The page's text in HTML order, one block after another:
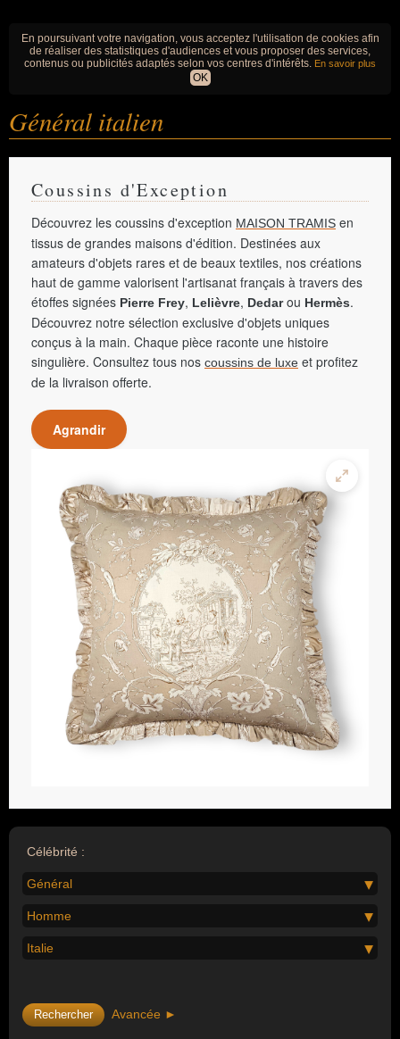
En poursuivant votre navigation, vous acceptez l'utilisation de cookies afin
de réaliser des statistiques d'audiences et vous proposer des services,
contenus ou publicités adaptés selon vos centres d'intérêts. En savoir plus
OK
Général italien
Coussins d'Exception
Découvrez les coussins d'exception MAISON TRAMIS en
tissus de grandes maisons d'édition. Destinées aux
amateurs d'objets rares et de beaux textiles, nos créations
haut de gamme valorisent l'artisanat français à travers des
étoffes signées Pierre Frey, Lelièvre, Dedarou Hermès.
Découvrez notre sélection exclusive d'objets uniques
conçus à la main. Chaque pièce raconte une histoire
singulière. Consultez tous nos coussins de luxe et profitez
de la livraison offerte.
Agrandir
Célébrité :
Général
Homme
Italie
Avancée ►